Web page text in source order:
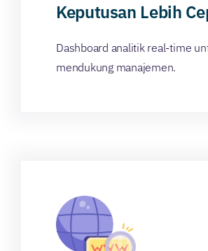
Keputusan Lebih
Dashboard analitik real-time
mendukung manajemen.